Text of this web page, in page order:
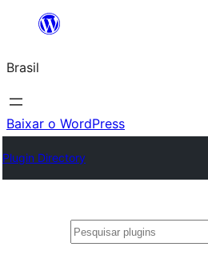
o
conteúdo
Brasil
Baixar o WordPress
Plugin Directory
Pesquisar